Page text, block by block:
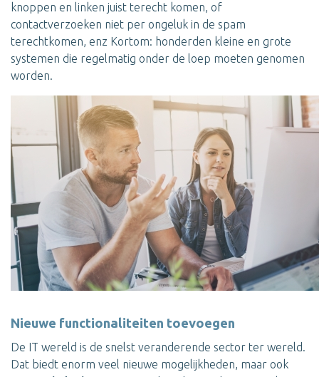
knoppen en linken juist terecht komen, of
contactverzoeken niet per ongeluk in de spam
terechtkomen, enz Kortom: honderden kleine en grote
systemen die regelmatig onder de loep moeten genomen
worden.
Nieuwe functionaliteiten toevoegen
De IT wereld is de snelst veranderende sector ter wereld.
Dat biedt enorm veel nieuwe mogelijkheden, maar ook